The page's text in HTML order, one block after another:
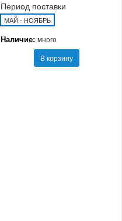
Период поставки
МАЙ - НОЯБРЬ
Наличие: много
В корзину